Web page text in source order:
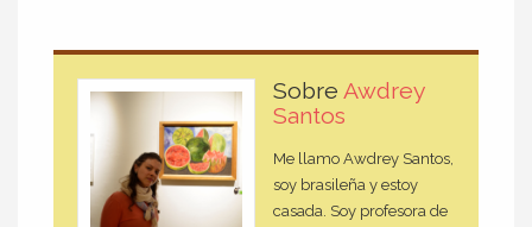
Sobre Awdrey
Santos
Me llamo Awdrey Santos,
soy brasileña y estoy
casada. Soy profesora de